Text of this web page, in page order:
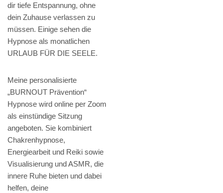
dir tiefe Entspannung, ohne
dein Zuhause verlassen zu
müssen. Einige sehen die
Hypnose als monatlichen
URLAUB FÜR DIE SEELE.
Meine personalisierte
„BURNOUT Prävention“
Hypnose wird online per Zoom
als einstündige Sitzung
angeboten. Sie kombiniert
Chakrenhypnose,
Energiearbeit und Reiki sowie
Visualisierung und ASMR, die
innere Ruhe bieten und dabei
helfen, deine